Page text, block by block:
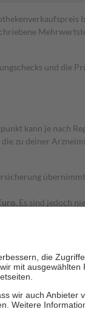
und die
kann je nach
zu deiner
Es sind jedoch
Zuzahlungen an bei: